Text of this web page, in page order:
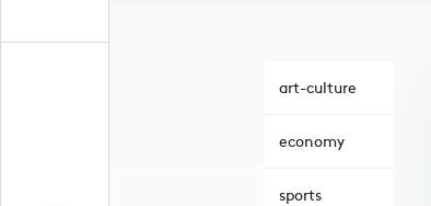
art-culture
economy
sports